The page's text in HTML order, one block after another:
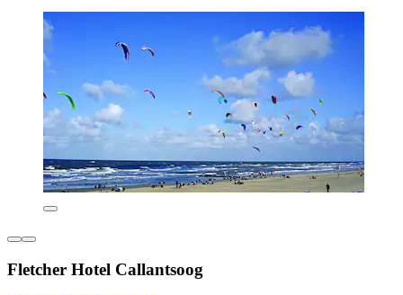
Fletcher Hotel Callantsoog